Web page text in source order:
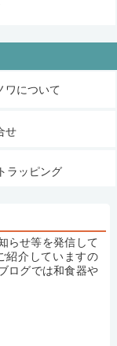
ワについて
せ
ラッピング
らせ等を発信して
紹介していますの
ログでは和食器や